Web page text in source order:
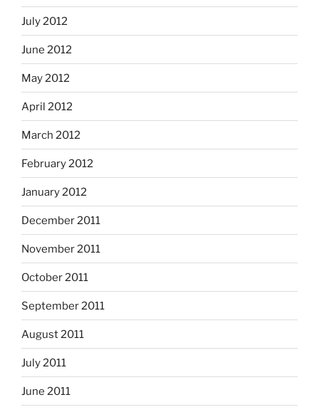
July 2012
June 2012
May 2012
April 2012
March 2012
February 2012
January 2012
December 2011
November 2011
October 2011
September 2011
August 2011
July 2011
June 2011